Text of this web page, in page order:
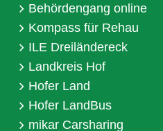
Behördengang online
Kompass für Rehau
ILE Dreiländereck
Landkreis Hof
Hofer Land
Hofer LandBus
mikar Carsharing